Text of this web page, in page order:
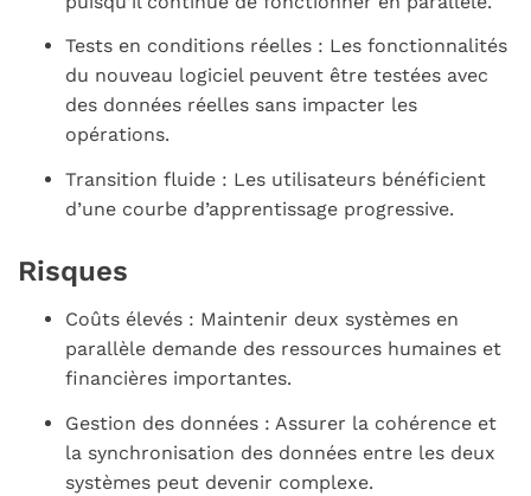
Tests en conditions réelles : Les fonctionnalités
du nouveau logiciel peuvent être testées avec
des données réelles sans impacter les
opérations.
Transition fluide : Les utilisateurs bénéficient
d’une courbe d’apprentissage progressive.
Risques
Coûts élevés : Maintenir deux systèmes en
parallèle demande des ressources humaines et
financières importantes.
Gestion des données : Assurer la cohérence et
la synchronisation des données entre les deux
systèmes peut devenir complexe.